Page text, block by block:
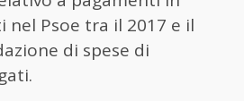
Psoe tra il 2017 e il
di spese di